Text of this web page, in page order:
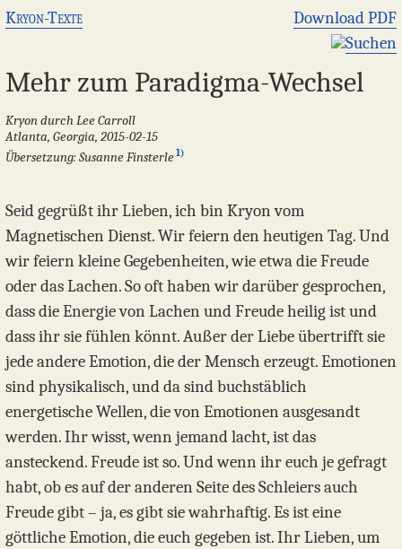
Kryon-Texte
Download PDF
Suchen
Mehr zum Paradigma-Wechsel
Kryon durch Lee Carroll
Atlanta, Georgia, 2015-02-15
Übersetzung: Susanne Finsterle1)
Seid gegrüßt ihr Lieben, ich bin Kryon vom
Magnetischen Dienst. Wir feiern den heutigen Tag. Und
wir feiern kleine Gegebenheiten, wie etwa die Freude
oder das Lachen. So oft haben wir darüber gesprochen,
dass die Energie von Lachen und Freude heilig ist und
dass ihr sie fühlen könnt. Außer der Liebe übertrifft sie
jede andere Emotion, die der Mensch erzeugt. Emotionen
sind physikalisch, und da sind buchstäblich
energetische Wellen, die von Emotionen ausgesandt
werden. Ihr wisst, wenn jemand lacht, ist das
ansteckend. Freude ist so. Und wenn ihr euch je gefragt
habt, ob es auf der anderen Seite des Schleiers auch
Freude gibt – ja, es gibt sie wahrhaftig. Es ist eine
göttliche Emotion, die euch gegeben ist. Ihr Lieben, um